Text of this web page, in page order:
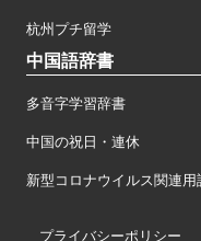
杭州プチ留学
中国語辞書
多音字学習辞書
中国の祝日・連休
新型コロナウイルス関連用
プライバシーポリシー